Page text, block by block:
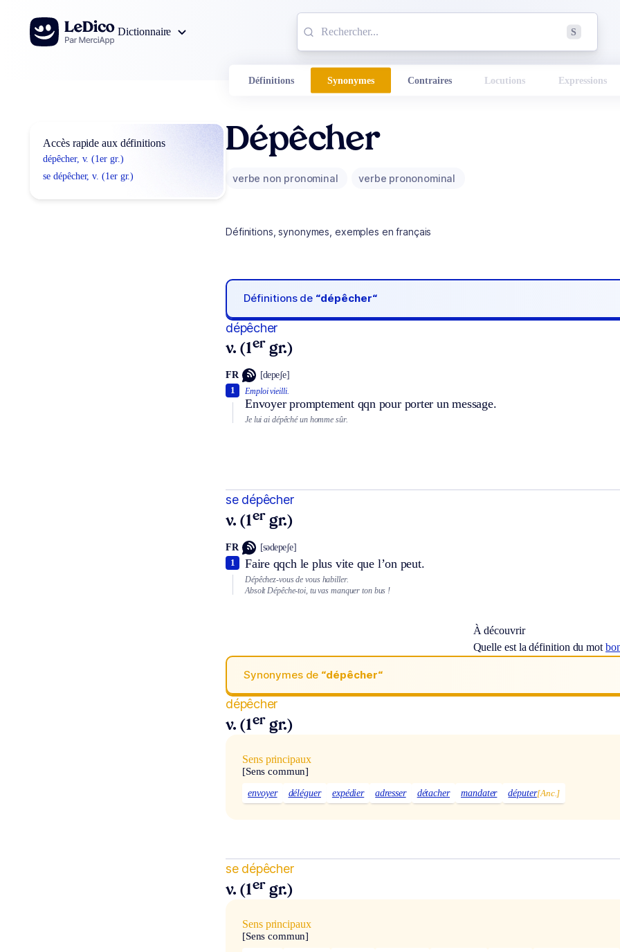
Aller au contenu
Dictionnaire
S
Définitions Synonymes Contraires Locutions Expressions
Accès rapide aux définitions
dépêcher, v. (1er gr.)
se dépêcher, v. (1er gr.)
Dépêcher
verbe non pronominal verbe prononominal
Définitions, synonymes, exemples en français
Définitions de “dépêcher“
dépêcher
v. (1er gr.)
FR [depeʃe]
Emploi vieilli.
Envoyer promptement qqn pour porter un message.
1
Je lui ai dépêché un homme sûr.
se dépêcher
v. (1er gr.)
FR [sədepeʃe]
Faire qqch le plus vite que l’on peut.
1
Dépêchez-vous de vous habiller.
Absolt Dépêche-toi, tu vas manquer ton bus !
À découvrir
Quelle est la définition du mot
Synonymes de “dépêcher“
dépêcher
v. (1er gr.)
Sens principaux
[Sens commun]
envoyer déléguer expédier adresser détacher mandater députer[Anc.]
se dépêcher
v. (1er gr.)
Sens principaux
[Sens commun]